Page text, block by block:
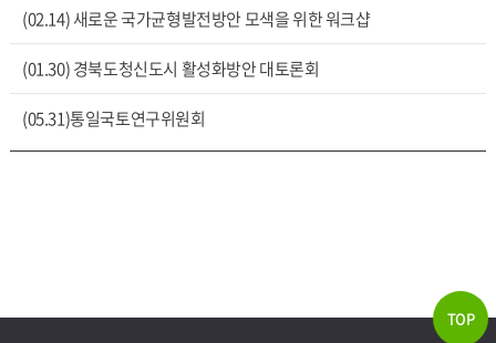
(02.14) 새로운 국가균형발전방안 모색을 위한 워크샵
(01.30) 경북도청신도시 활성화방안 대토론회
(05.31)통일국토연구위원회
TOP